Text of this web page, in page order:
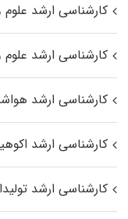
کارشناسی ارشد
کارشناسی ارشد
کارشناسی ارشد
کارشناسی ارشد
کارشناسی ارشد